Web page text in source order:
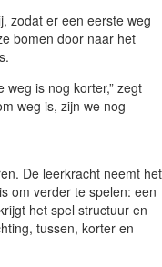
zodat er een eerste weg
bomen door naar het
weg is nog korter,” zegt
weg is, zijn we nog
De leerkracht neemt het
om verder te spelen: een
het spel structuur en
tussen, korter en